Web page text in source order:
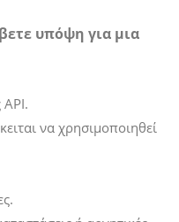
υπόψη για μια
να χρησιμοποιηθεί